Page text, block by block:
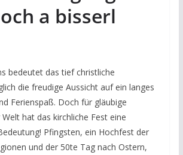
a bisserl
bedeutet das tief christliche
die freudige Aussicht auf ein langes
Ferienspaß. Doch für gläubige
hat das kirchliche Fest eine
Pfingsten, ein Hochfest der
und der 50te Tag nach Ostern,